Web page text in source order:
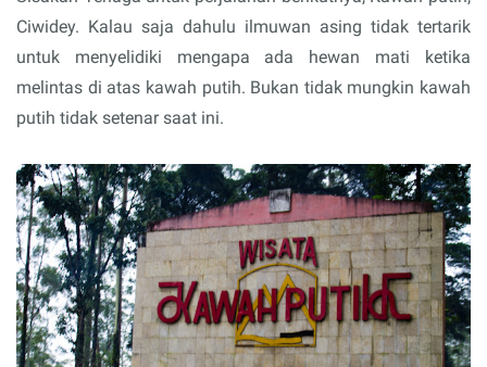
Ciwidey. Kalau saja dahulu ilmuwan asing tidak tertarik
untuk menyelidiki mengapa ada hewan mati ketika
melintas di atas kawah putih. Bukan tidak mungkin kawah
putih tidak setenar saat ini.